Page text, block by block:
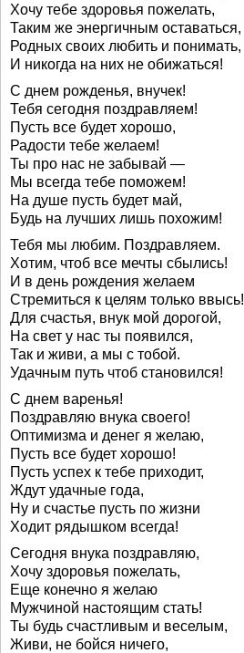
Хочу тебе здоровья пожелать,
Таким же энергичным оставаться,
Родных своих любить и понимать,
И никогда на них не обижаться!
С днем рожденья, внучек!
Тебя сегодня поздравляем!
Пусть все будет хорошо,
Радости тебе желаем!
Ты про нас не забывай —
Мы всегда тебе поможем!
На душе пусть будет май,
Будь на лучших лишь похожим!
Тебя мы любим. Поздравляем.
Хотим, чтоб все мечты сбылись!
И в день рождения желаем
Стремиться к целям только ввысь!
Для счастья, внук мой дорогой,
На свет у нас ты появился,
Так и живи, а мы с тобой.
Удачным путь чтоб становился!
С днем варенья!
Поздравляю внука своего!
Оптимизма и денег я желаю,
Пусть все будет хорошо!
Пусть успех к тебе приходит,
Ждут удачные года,
Ну и счастье пусть по жизни
Ходит рядышком всегда!
Сегодня внука поздравляю,
Хочу здоровья пожелать,
Еще конечно я желаю
Мужчиной настоящим стать!
Ты будь счастливым и веселым,
Живи, не бойся ничего,